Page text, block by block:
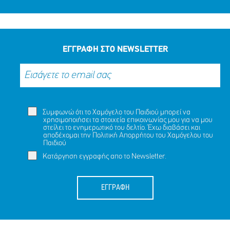
ΕΓΓΡΑΦΗ ΣΤΟ NEWSLETTER
Συμφωνώ ότι το Χαμόγελο του Παιδιού μπορεί να
χρησιμοποιήσει τα στοιχεία επικοινωνίας μου για να μου
στείλει το ενημερωτικό του δελτίο. Έχω διαβάσει και
αποδέχομαι την Πολιτική Απορρήτου του Χαμόγελου του
Παιδιού
Κατάργηση εγγραφής απο το Newsletter.
ΕΓΓΡΑΦΗ